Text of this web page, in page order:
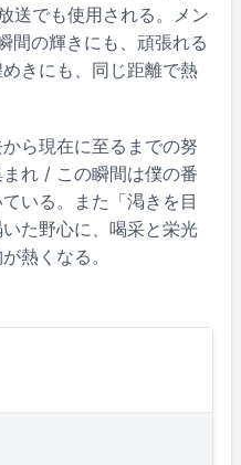
送でも使用される。メン
間の輝きにも、頑張れる
きにも、同じ距離で熱
ら現在に至るまでの努
れ / この瞬間は僕の番
いる。また「渇きを目
た野心に、喝采と栄光
熱くなる。